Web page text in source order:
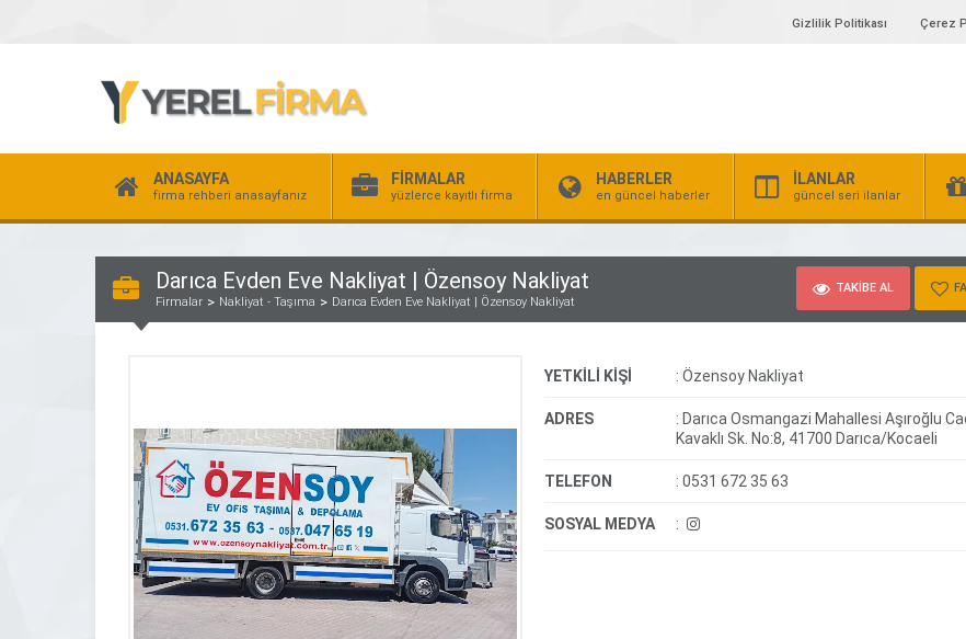
Gizlilik Politikası Çerez
ANASAYFA
firma rehberi anasayfanız
FİRMALAR
yüzlerce kayıtlı firma
HABERLER
en güncel haberler
İLANLAR
güncel seri ilanlar
Darıca Evden Eve Nakliyat | Özensoy Nakliyat
Firmalar Nakliyat - Taşıma Darıca Evden Eve Nakliyat | Özensoy Nakliyat
TAKİBE AL
YETKİLİ KİŞİ : Özensoy Nakliyat
ADRES : Darıca Osmangazi Mahallesi Aşıroğlu
Kavaklı Sk. No:8, 41700 Darıca/Kocaeli
TELEFON : 0531 672 35 63
SOSYAL MEDYA :